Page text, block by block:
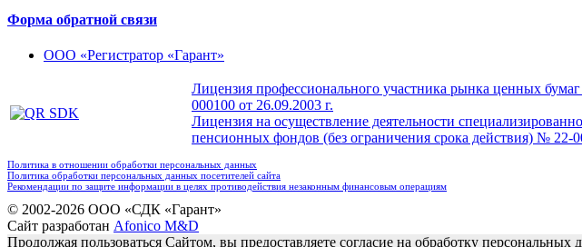
Форма обратной связи
ООО «Регистратор «Гарант»
Лицензия профессионального участника рынка ценных
000100 от 26.09.2003 г.
Лицензия на осуществление деятельности
пенсионных фондов (без ограничения срока действия) № 22-
Политика в отношении обработки персональных данных
Политика обработки персональных данных посетителей сайта
Рекомендации по защите информации в целях противодействия незаконным финансовым операциям
© 2002-2026 ООО «СДК «Гарант»
Сайт разработан Afonico M&D
Продолжая пользоваться Сайтом, вы предоставляете согласие на обработку